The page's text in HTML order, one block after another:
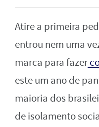
Atire a primeira
entrou nem uma
marca para fazer
este um ano de
maioria dos
de isolamento